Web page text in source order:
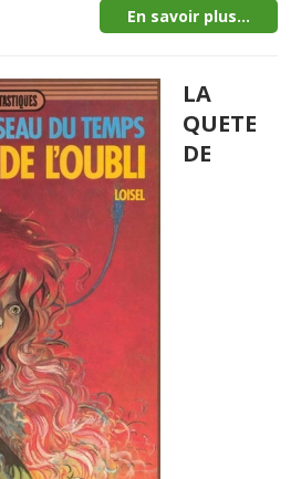
En savoir plus...
LA
QUETE
DE